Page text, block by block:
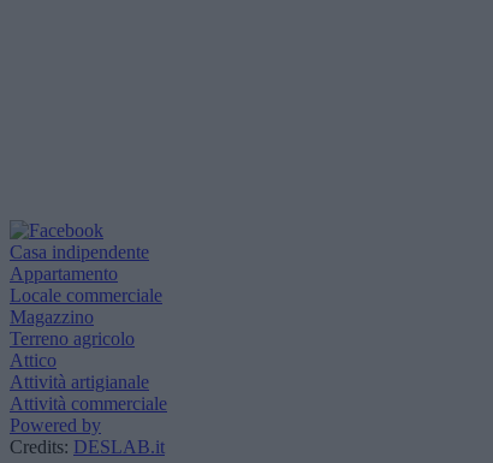
Casa indipendente
Appartamento
Locale commerciale
Magazzino
Terreno agricolo
Attico
Attività artigianale
Attività commerciale
Powered by
Credits: DESLAB.it